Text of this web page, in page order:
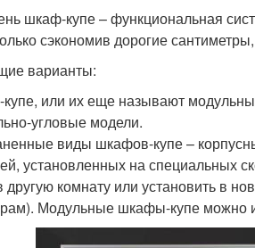
шкаф-купе – функциональная
сэкономив дорогие
варианты:
или их еще называют
угловые модели.
виды шкафов-купе –
установленных на специальных
комнату или установить в
Модульные шкафы-купе можно